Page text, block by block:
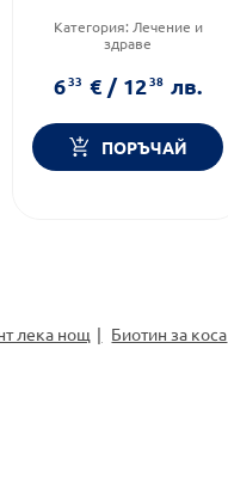
Категория: Лечение и
здраве
Продуктова линия:
633 € / 1238 лв.
ПОРЪЧАЙ
лека нощ Биотин за коса